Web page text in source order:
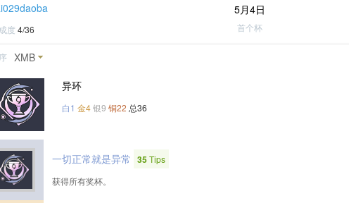
度 4/36
5月4日
首个杯
XMB
异环
白1 金4银9 铜22 总36
一切正常就是异常 35Tips
获得所有奖杯。